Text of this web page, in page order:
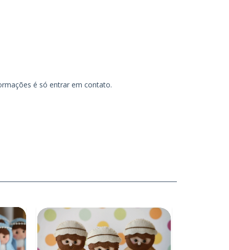
é só entrar em contato.